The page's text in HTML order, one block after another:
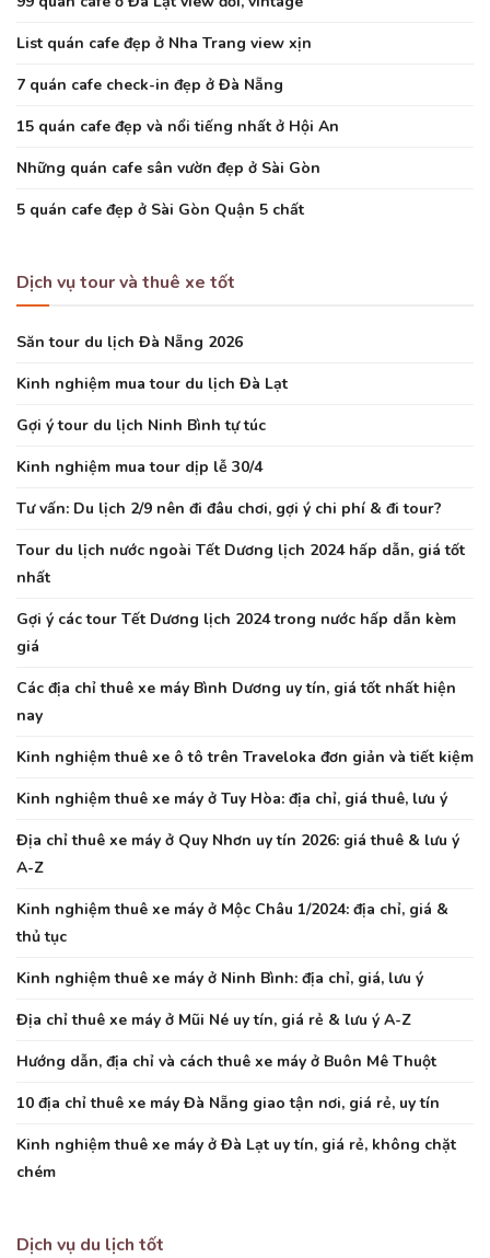
List quán cafe đẹp ở Nha Trang view xịn
7 quán cafe check-in đẹp ở Đà Nẵng
15 quán cafe đẹp và nổi tiếng nhất ở Hội An
Những quán cafe sân vườn đẹp ở Sài Gòn
5 quán cafe đẹp ở Sài Gòn Quận 5 chất
Dịch vụ tour và thuê xe tốt
Săn tour du lịch Đà Nẵng 2026
Kinh nghiệm mua tour du lịch Đà Lạt
Gợi ý tour du lịch Ninh Bình tự túc
Kinh nghiệm mua tour dịp lễ 30/4
Tư vấn: Du lịch 2/9 nên đi đâu chơi, gợi ý chi phí & đi tour?
Tour du lịch nước ngoài Tết Dương lịch 2024 hấp dẫn, giá tốt
nhất
Gợi ý các tour Tết Dương lịch 2024 trong nước hấp dẫn kèm
giá
Các địa chỉ thuê xe máy Bình Dương uy tín, giá tốt nhất hiện
nay
Kinh nghiệm thuê xe ô tô trên Traveloka đơn giản và tiết kiệm
Kinh nghiệm thuê xe máy ở Tuy Hòa: địa chỉ, giá thuê, lưu ý
Địa chỉ thuê xe máy ở Quy Nhơn uy tín 2026: giá thuê & lưu ý
A-Z
Kinh nghiệm thuê xe máy ở Mộc Châu 1/2024: địa chỉ, giá &
thủ tục
Kinh nghiệm thuê xe máy ở Ninh Bình: địa chỉ, giá, lưu ý
Địa chỉ thuê xe máy ở Mũi Né uy tín, giá rẻ & lưu ý A-Z
Hướng dẫn, địa chỉ và cách thuê xe máy ở Buôn Mê Thuột
10 địa chỉ thuê xe máy Đà Nẵng giao tận nơi, giá rẻ, uy tín
Kinh nghiệm thuê xe máy ở Đà Lạt uy tín, giá rẻ, không chặt
chém
Dịch vụ du lịch tốt